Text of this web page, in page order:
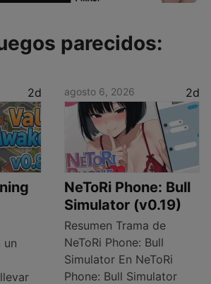
parecidos:
2d
un
agosto 6, 2026 2d
NeToRi Phone: Bull
Simulator (v0.19)
Resumen Trama de
NeToRi Phone: Bull
Simulator En NeToRi
Phone: Bull Simulator